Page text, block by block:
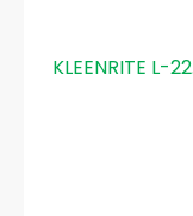
KLEENRITE